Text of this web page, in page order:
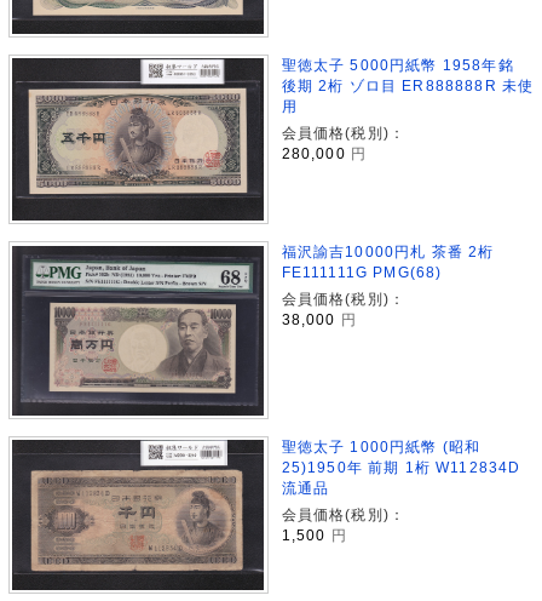
聖徳太子 5000円紙幣 1958年銘
後期 2桁 ゾロ目 ER888888R 未使
用
会員価格(税別)：
280,000 円
福沢諭吉10000円札 茶番 2桁
FE111111G PMG(68)
会員価格(税別)：
38,000
円
聖徳太子 1000円紙幣 (昭和
25)1950年 前期 1桁 W112834D
流通品
会員価格(税別)：
1,500
円